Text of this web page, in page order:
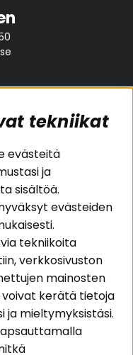
ja
meitä
Instagram
tekniikat
evästeitä
ja
sisältöä.
evästeiden
tekniikoita
verkkosivuston
mainosten
kerätä tietoja
ja mieltymyksistäsi.